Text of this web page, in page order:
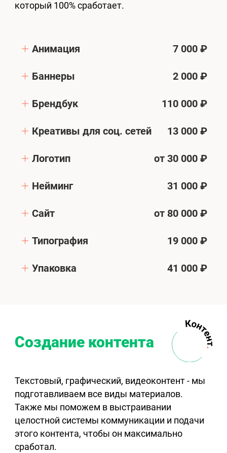
который 100% сработает.
Анимация 7 000 ₽
Баннеры 2 000 ₽
Брендбук 110 000 ₽
Креативы для соц. сетей 13 000 ₽
Логотип от 30 000 ₽
Нейминг 31 000 ₽
Сайт от 80 000 ₽
Типография 19 000 ₽
Упаковка 41 000 ₽
Создание контента
Текстовый, графический, видеоконтент - мы
подготавливаем все виды материалов.
Также мы поможем в выстраивании
целостной системы коммуникации и подачи
этого контента, чтобы он максимально
сработал.